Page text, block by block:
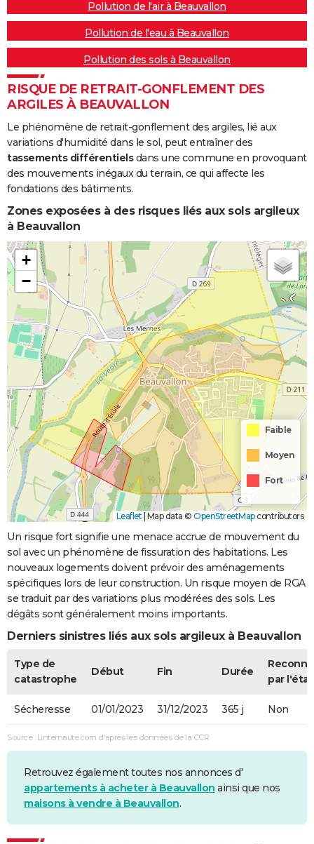
Pollution de l'air à Beauvallon
Pollution de l'eau à Beauvallon
Pollution des sols à Beauvallon
RISQUE DE RETRAIT-GONFLEMENT DES
ARGILES À BEAUVALLON
Le phénomène de retrait-gonflement des argiles, lié aux
variations d'humidité dans le sol, peut entraîner des
tassements différentielsdans une commune en provoquant
des mouvements inégaux du terrain, ce qui affecte les
fondations des bâtiments.
Zones exposées à des risques liés aux sols argileux
à Beauvallon
+
−
Faible
Moyen
Fort
Leaflet Map data © OpenStreetMapcontributors
Un risque fort signifie une menace accrue de mouvement du
sol avec un phénomène de fissuration des habitations. Les
nouveaux logements doivent prévoir des aménagements
spécifiques lors de leur construction. Un risque moyen de RGA
se traduit par des variations plus modérées des sols. Les
dégâts sont généralement moins importants.
Derniers sinistres liés aux sols argileux à Beauvallon
Type de
catastrophe
Début Fin Durée
par l'état
Sécheresse 01/01/2023 31/12/2023 365 j Non
Source : Linternaute.com d'après les données de la CCR
Retrouvez également toutes nos annonces d'
appartements à acheter à Beauvallon ainsi que nos
maisons à vendre à Beauvallon.